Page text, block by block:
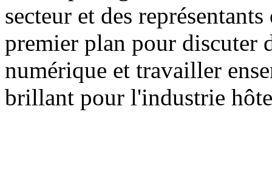
secteur et des
premier plan pour discuter
numérique et travailler
brillant pour l'industrie